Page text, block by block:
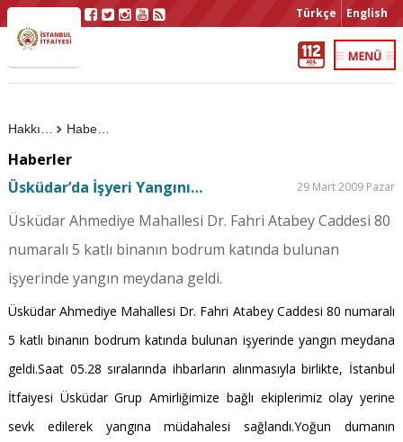
Türkçe English
Haberler
Haberler
Üsküdar’da İşyeri Yangını…
29 Mart 2009 Pazar
Üsküdar Ahmediye Mahallesi Dr. Fahri Atabey Caddesi 80
numaralı 5 katlı binanın bodrum katında bulunan
işyerinde yangın meydana geldi.
Üsküdar Ahmediye Mahallesi Dr. Fahri Atabey Caddesi 80 numaralı
5 katlı binanın bodrum katında bulunan işyerinde yangın meydana
geldi.Saat 05.28 sıralarında ihbarların alınmasıyla birlikte, İstanbul
İtfaiyesi Üsküdar Grup Amirliğimize bağlı ekiplerimiz olay yerine
sevk edilerek yangına müdahalesi sağlandı.Yoğun dumanın